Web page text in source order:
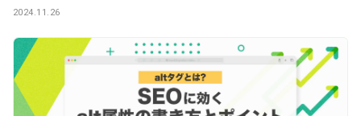
2024.11.26